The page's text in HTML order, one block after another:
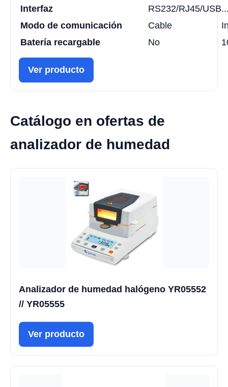
Interfaz
RS232/RJ45/
Modo de comunicación
Cable
Batería recargable
No
Ver producto
Catálogo en ofertas de
analizador de humedad
Analizador de humedad halógeno YR05552
// YR05555
Ver producto